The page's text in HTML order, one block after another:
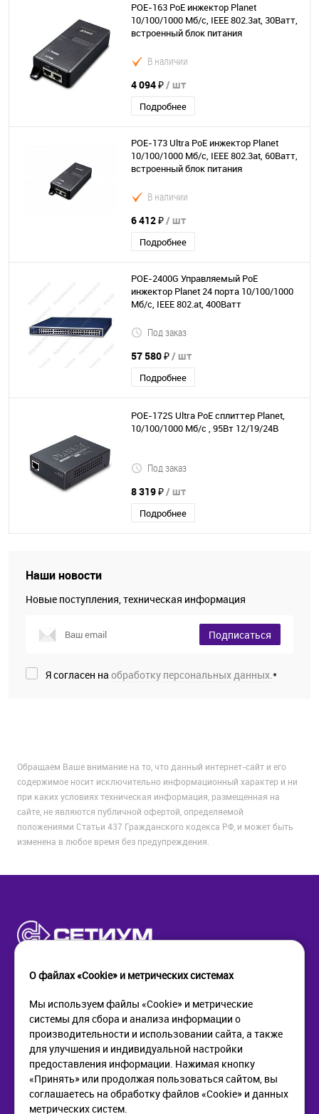
POE-163 РоЕ инжектор Planet
10/100/1000 Мб/с, IEEE 802.3at, 30Ватт,
встроенный блок питания
В наличии
4 094 ₽/ шт
Подробнее
POE-173 Ultra РоЕ инжектор Planet
10/100/1000 Мб/с, IEEE 802.3at, 60Ватт,
встроенный блок питания
В наличии
6 412 ₽/ шт
Подробнее
POE-2400G Управляемый PoE
инжектор Planet 24 порта 10/100/1000
Мб/с, IEEE 802.at, 400Ватт
Под заказ
57 580 ₽/ шт
Подробнее
POE-172S Ultra PoE сплиттер Planet,
10/100/1000 Мб/с , 95Вт 12/19/24В
Под заказ
8 319 ₽/ шт
Подробнее
Наши новости
Новые поступления, техническая информация
Подписаться
Я согласен на обработку персональных данных.*
Обращаем Ваше внимание на то, что данный интернет-сайт и его
содержимое носит исключительно информационный характер и ни
при каких условиях техническая информация, размещенная на
сайте, не являются публичной офертой, определяемой
положениями Статьи 437 Гражданского кодекса РФ, и может быть
изменена в любое время без предупреждения.
КОМПАНИЯ
О компании
Новости
Контакты
ПОМОЩЬ
Как купить
Доставка
Возврат
О файлах «Cookie» и метрических системах
Мы используем файлы «Cookie» и метрические
системы для сбора и анализа информации о
производительности и использовании сайта, а также
для улучшения и индивидуальной настройки
предоставления информации. Нажимая кнопку
«Принять» или продолжая пользоваться сайтом, вы
соглашаетесь на обработку файлов «Cookie» и данных
метрических систем.